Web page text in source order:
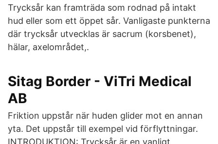
Trycksår kan framträda som rodnad på intakt
hud eller som ett öppet sår. Vanligaste punkterna
där trycksår utvecklas är sacrum (korsbenet),
hälar, axelområdet,.
Sitag Border - ViTri Medical
AB
Friktion uppstår när huden glider mot en annan
yta. Det uppstår till exempel vid förflyttningar.
INTRODUKTION: Trycksår är en vanligt